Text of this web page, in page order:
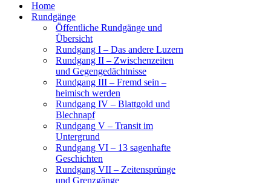
Home
Rundgänge
Öffentliche Rundgänge und
Übersicht
Rundgang I – Das andere Luzern
Rundgang II – Zwischenzeiten
und Gegengedächtnisse
Rundgang III – Fremd sein –
heimisch werden
Rundgang IV – Blattgold und
Blechnapf
Rundgang V – Transit im
Untergrund
Rundgang VI – 13 sagenhafte
Geschichten
Rundgang VII – Zeitensprünge
und Grenzgänge